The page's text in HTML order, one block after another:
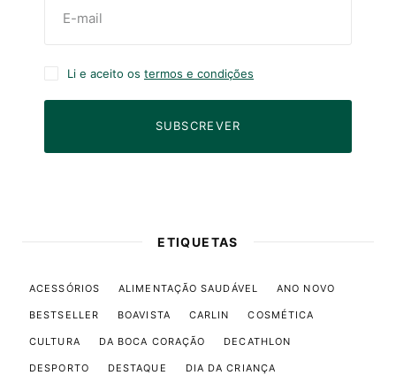
Li e aceito os termos e condições
SUBSCREVER
ETIQUETAS
ACESSÓRIOS ALIMENTAÇÃO SAUDÁVEL ANO NOVO
BESTSELLER BOAVISTA CARLIN COSMÉTICA
CULTURA DA BOCA CORAÇÃO DECATHLON
DESPORTO DESTAQUE DIA DA CRIANÇA